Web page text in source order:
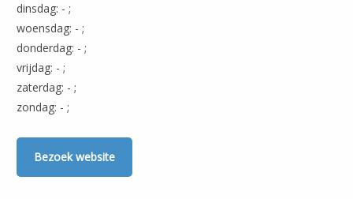
dinsdag: - ;
woensdag: - ;
donderdag: - ;
vrijdag: - ;
zaterdag: - ;
zondag: - ;
Bezoek website